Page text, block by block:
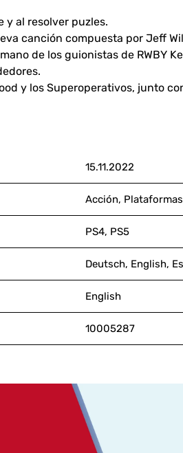
y al resolver puzles.
canción compuesta por Jeff
de los guionistas de RWBY
y los Superoperativos, junto
15.11.2022
Acción, Plataformas
PS4, PS5
Deutsch, English,
English
10005287